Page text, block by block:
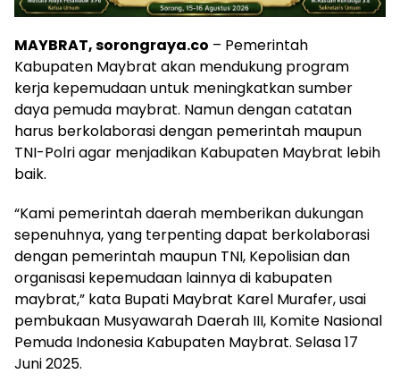
MAYBRAT, sorongraya.co – Pemerintah
Kabupaten Maybrat akan mendukung program
kerja kepemudaan untuk meningkatkan sumber
daya pemuda maybrat. Namun dengan catatan
harus berkolaborasi dengan pemerintah maupun
TNI-Polri agar menjadikan Kabupaten Maybrat lebih
baik.
“Kami pemerintah daerah memberikan dukungan
sepenuhnya, yang terpenting dapat berkolaborasi
dengan pemerintah maupun TNI, Kepolisian dan
organisasi kepemudaan lainnya di kabupaten
maybrat,” kata Bupati Maybrat Karel Murafer, usai
pembukaan Musyawarah Daerah III, Komite Nasional
Pemuda Indonesia Kabupaten Maybrat. Selasa 17
Juni 2025.